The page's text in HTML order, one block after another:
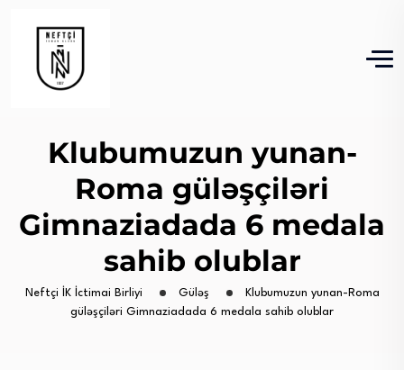
Klubumuzun yunan-
Roma güləşçiləri
Gimnaziadada 6 medala
sahib olublar
Neftçi İK İctimai Birliyi Güləş
Klubumuzun yunan-Roma
güləşçiləri Gimnaziadada 6 medala sahib olublar